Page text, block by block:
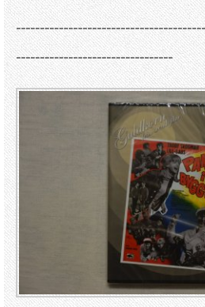
---------------------------------